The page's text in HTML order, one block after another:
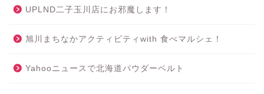
UPLND二子玉川店にお邪魔します！
旭川まちなかアクティビティwith 食べマルシェ！
Yahooニュースで北海道パウダーベルト